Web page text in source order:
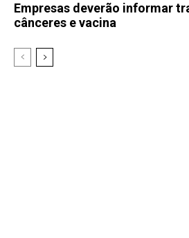
Empresas deverão informar
cânceres e vacina